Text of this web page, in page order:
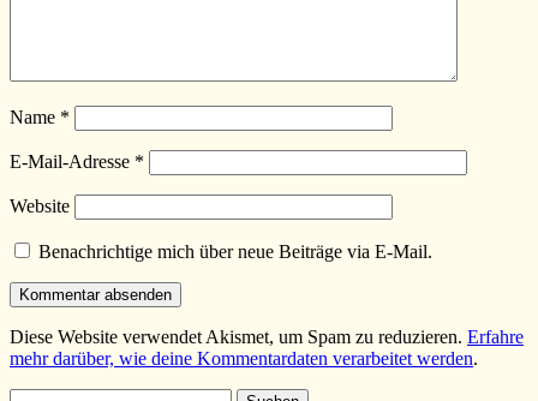
Name *
E-Mail-Adresse *
Website
Benachrichtige mich über neue Beiträge via E-Mail.
Diese Website verwendet Akismet, um Spam zu reduzieren. Erfahre
mehr darüber, wie deine Kommentardaten verarbeitet werden.